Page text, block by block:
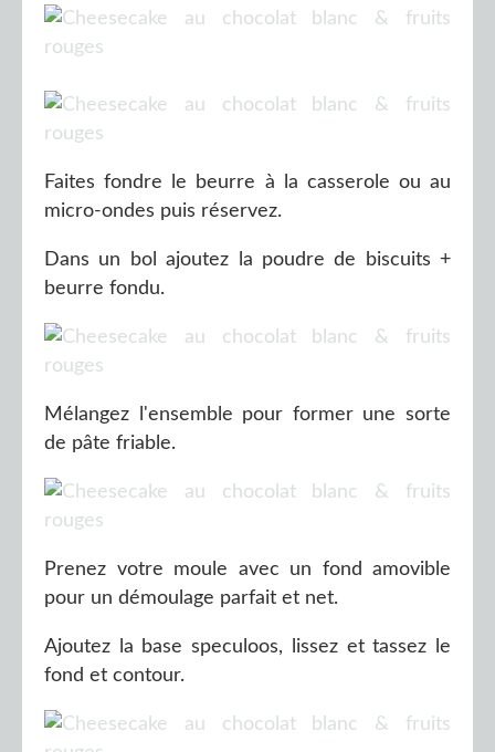
Faites fondre le beurre à la casserole ou au
micro-ondes puis réservez.
Dans un bol ajoutez la poudre de biscuits +
beurre fondu.
Mélangez l'ensemble pour former une sorte
de pâte friable.
Prenez votre moule avec un fond amovible
pour un démoulage parfait et net.
Ajoutez la base speculoos, lissez et tassez le
fond et contour.